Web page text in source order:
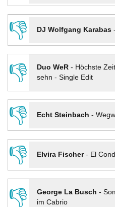
👎
DJ Wolfgang Karabas-
👎
Duo WeR- Höchste
sehn - Single Edit
👎
Echt Steinbach -
👎
Elvira Fischer- El
👎
George La Busch -
im Cabrio